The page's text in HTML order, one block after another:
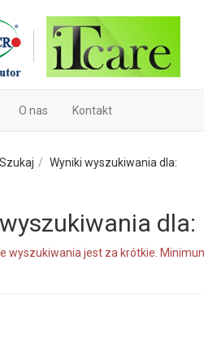
O nas Kontakt
Szukaj Wyniki wyszukiwania dla:
dla:
wyszukiwania jest za krótkie.